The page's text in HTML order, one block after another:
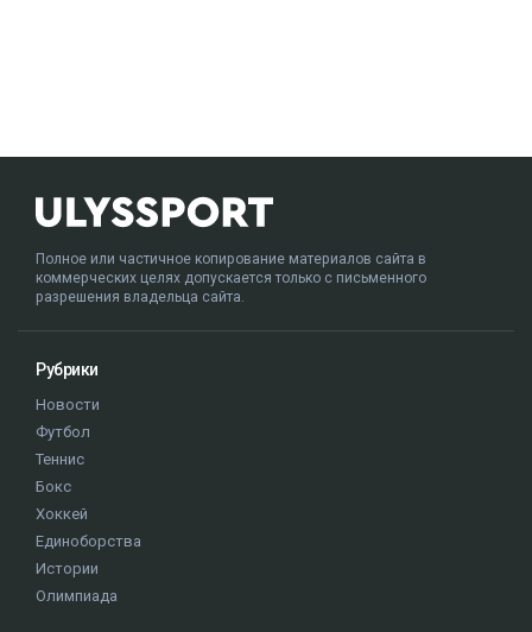
Полное или частичное копирование материалов сайта в
коммерческих целях допускается только с письменного
разрешения владельца сайта.
Рубрики
Новости
Футбол
Теннис
Бокс
Хоккей
Единоборства
Истории
Олимпиада